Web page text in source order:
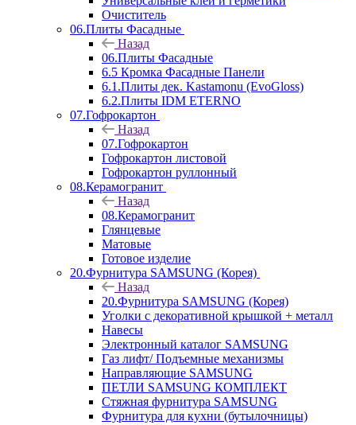
Очиститель
06.Плиты Фасадные
Назад
06.Плиты Фасадные
6.5 Кромка Фасадные Панели
6.1.Плиты дек. Kastamonu (EvoGloss)
6.2.Плиты IDM ETERNO
07.Гофрокартон
Назад
07.Гофрокартон
Гофрокартон листовой
Гофрокартон руллонный
08.Керамогранит
Назад
08.Керамогранит
Глянцевые
Матовые
Готовое изделие
20.Фурнитура SAMSUNG (Корея)
Назад
20.Фурнитура SAMSUNG (Корея)
Уголки с декоративной крышкой + металл
Навесы
Электронный каталог SAMSUNG
Газ лифт/ Подъемные механизмы
Направляющие SAMSUNG
ПЕТЛИ SAMSUNG КОМПЛЕКТ
Стяжная фурнитура SAMSUNG
Фурнитура для кухни (бутылочницы)